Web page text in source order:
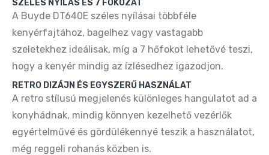
Buydeem DT620E Retro 2‑Szeletes
Kenyérpirító – Zöld, Állítható Fokozat
16.990 Ft 32.990 Ft
Buydeem DT640E Retro 4‑Szeletes
Kenyérpirító – Zöld, 7 Fokozat
18.790 Ft 34.990 Ft
Buydeem DT640E 4 szeletes kenyérpirító –
retro citromsárga design
SZÉLES NYÍLÁS ÉS 7 FOKOZAT
A Buyde DT640E széles nyílásai többféle
kenyérfajtához, bagelhez vagy vastagabb
szeletekhez ideálisak, míg a 7 hőfokot lehetővé teszi,
hogy a kenyér mindig az ízlésedhez igazodjon.
RETRO DIZÁJN ÉS EGYSZERŰ HASZNÁLAT
A retro stílusú megjelenés különleges hangulatot ad a
konyhádnak, mindig könnyen kezelhető vezérlők
egyértelművé és gördülékennyé teszik a használatot,
még reggeli rohanás közben is.